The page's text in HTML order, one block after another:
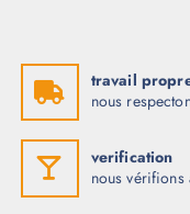
travail
nous
verification
nous vérifions